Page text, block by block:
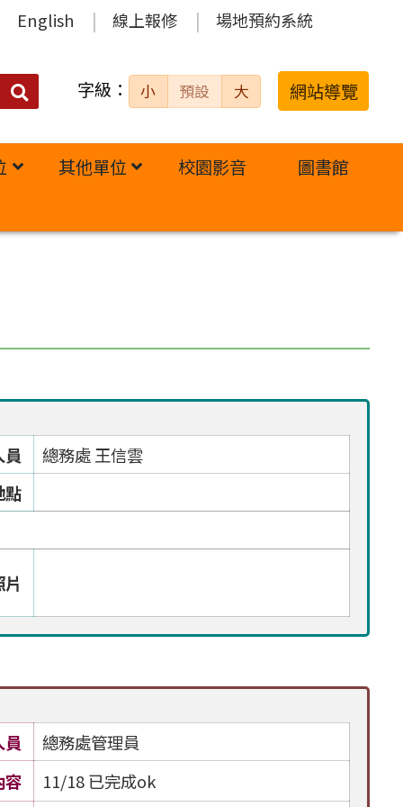
English 線上報修 場地預約系統
搜
字級： 小 預設 大 網站導覽
其他單位 校園影音 圖書館
員
總務處 王信雲
點
總務處管理員
容
11/18 已完成ok